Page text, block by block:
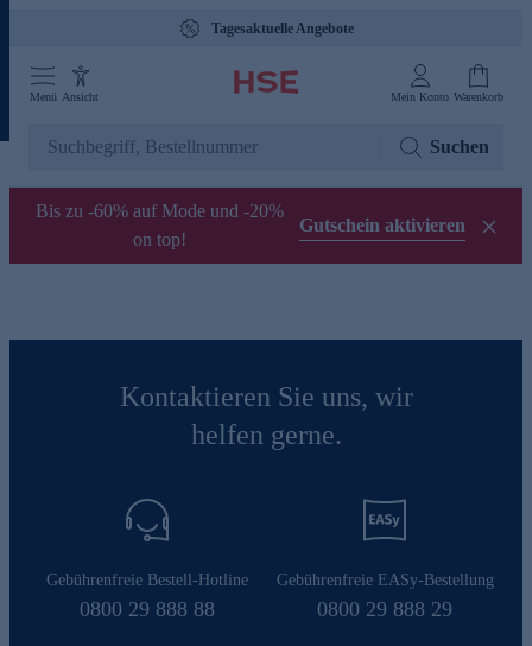
Tagesaktuelle Angebote
Menü Ansicht Mein Konto Warenkorb
Suchen
Bis zu -60% auf Mode und -20%
on top!
Gutschein aktivieren
Kontaktieren Sie uns, wir
helfen gerne.
Gebührenfreie Bestell-Hotline
0800 29 888 88
Gebührenfreie EASy-Bestellung
0800 29 888 29